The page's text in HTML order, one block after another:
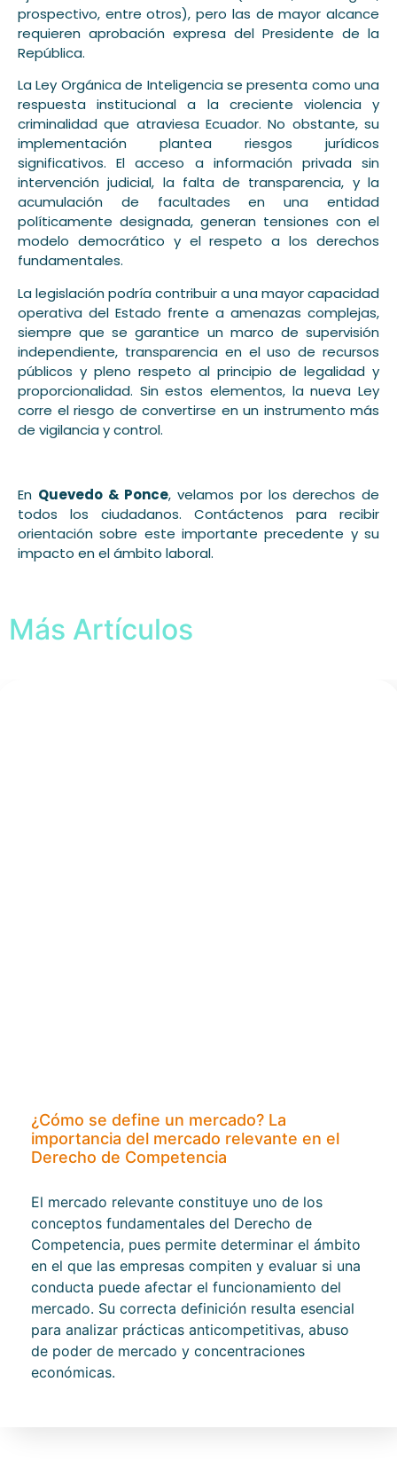
prospectivo, entre otros), pero las de mayor alcance
requieren aprobación expresa del Presidente de la
República.
La Ley Orgánica de Inteligencia se presenta como una
respuesta institucional a la creciente violencia y
criminalidad que atraviesa Ecuador. No obstante, su
implementación plantea riesgos jurídicos
significativos. El acceso a información privada sin
intervención judicial, la falta de transparencia, y la
acumulación de facultades en una entidad
políticamente designada, generan tensiones con el
modelo democrático y el respeto a los derechos
fundamentales.
La legislación podría contribuir a una mayor capacidad
operativa del Estado frente a amenazas complejas,
siempre que se garantice un marco de supervisión
independiente, transparencia en el uso de recursos
públicos y pleno respeto al principio de legalidad y
proporcionalidad. Sin estos elementos, la nueva Ley
corre el riesgo de convertirse en un instrumento más
de vigilancia y control.
En Quevedo & Ponce, velamos por los derechos de
todos los ciudadanos. Contáctenos para recibir
orientación sobre este importante precedente y su
impacto en el ámbito laboral.
Más Artículos
¿Cómo se define un mercado? La
importancia del mercado relevante en el
Derecho de Competencia
El mercado relevante constituye uno de los
conceptos fundamentales del Derecho de
Competencia, pues permite determinar el ámbito
en el que las empresas compiten y evaluar si una
conducta puede afectar el funcionamiento del
mercado. Su correcta definición resulta esencial
para analizar prácticas anticompetitivas, abuso
de poder de mercado y concentraciones
económicas.